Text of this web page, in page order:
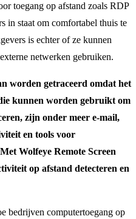
toegang op afstand zoals RDP
in staat om comfortabel thuis te
is echter of ze kunnen
netwerken gebruiken.
worden getraceerd omdat het
kunnen worden gebruikt om
zijn onder meer e-mail,
en tools voor
Wolfeye Remote Screen
op afstand detecteren en
bedrijven computertoegang op